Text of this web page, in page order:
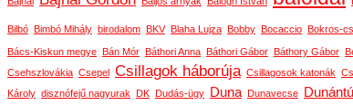
Bilbó Bimbó Mihály birodalom BKV Blaha Lujza Bobby Bocaccio Bokros-
Bács-Kiskun megye Bán Mór Báthori Anna Báthori Gábor Báthory Gábor
Csehszlovákia Csepel Csillagok háborúja Csillagosok katonák
Károly disznófejű nagyurak DK Dudás-ügy Duna Dunavecse Dunántúl